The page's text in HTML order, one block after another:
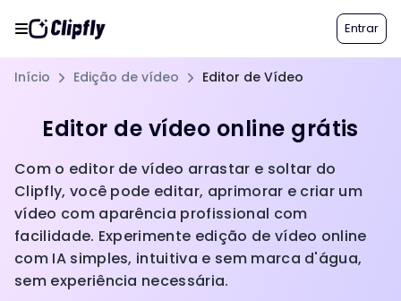
Entrar
Início Edição de vídeo Editor de Vídeo
Editor de vídeo online grátis
Com o editor de vídeo arrastar e soltar do
Clipfly, você pode editar, aprimorar e criar um
vídeo com aparência profissional com
facilidade. Experimente edição de vídeo online
com IA simples, intuitiva e sem marca d'água,
sem experiência necessária.